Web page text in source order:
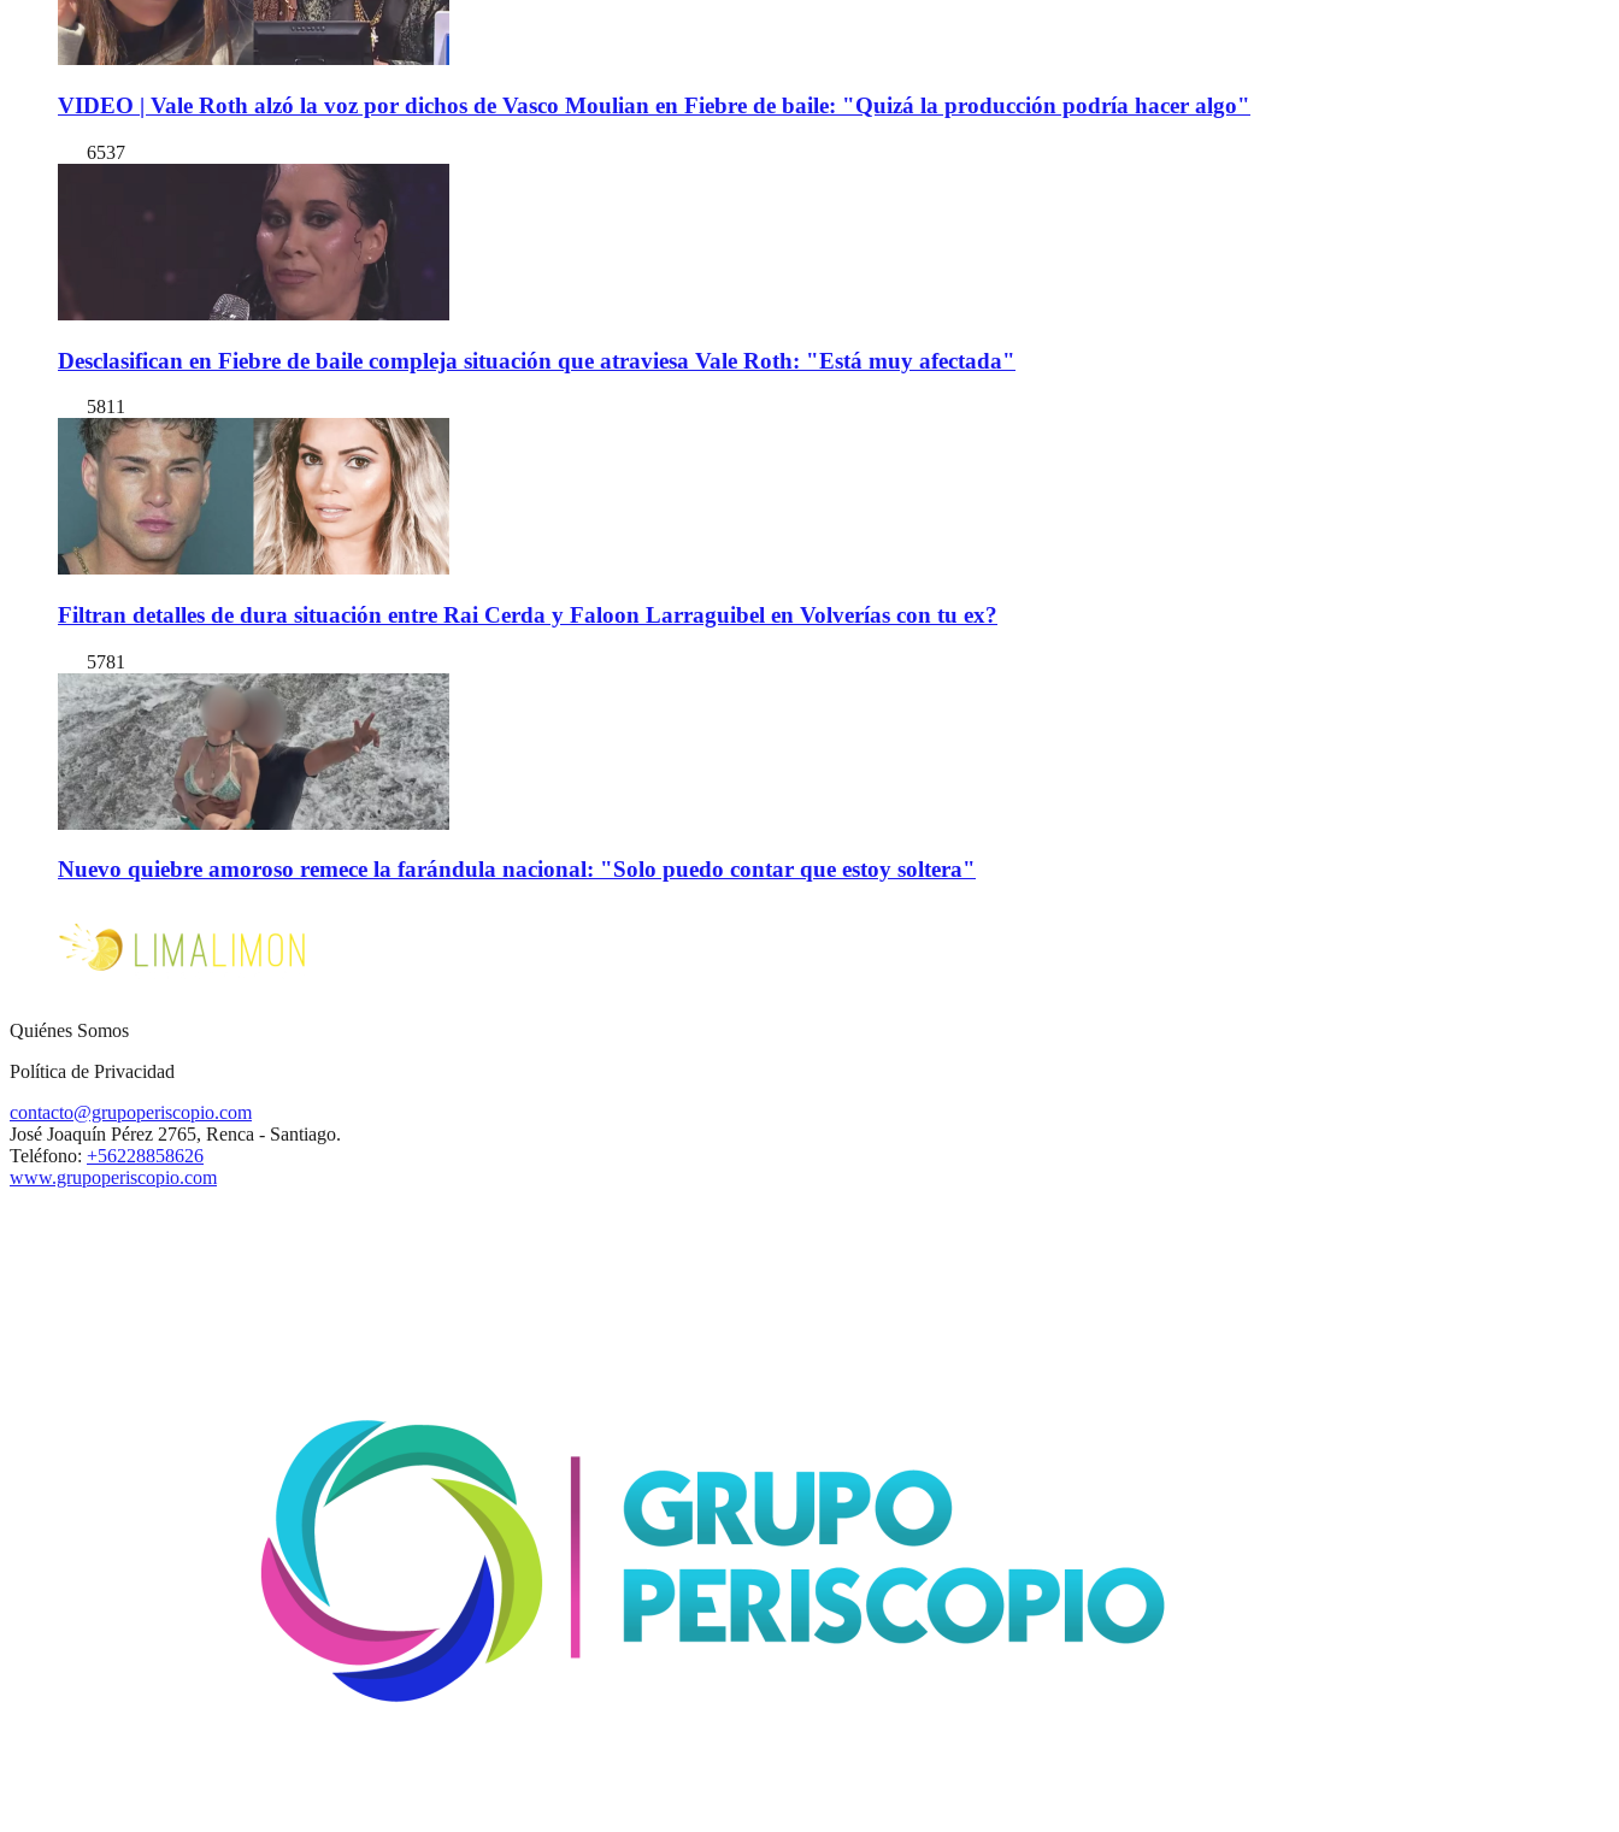
VIDEO | Vale Roth alzó la voz por dichos de Vasco Moulian en Fiebre de baile: "Quizá la producción podría hacer algo"
6537
Desclasifican en Fiebre de baile compleja situación que atraviesa Vale Roth: "Está muy afectada"
5811
Filtran detalles de dura situación entre Rai Cerda y Faloon Larraguibel en Volverías con tu ex?
5781
Nuevo quiebre amoroso remece la farándula nacional: "Solo puedo contar que estoy soltera"
Quiénes Somos
Política de Privacidad
contacto@grupoperiscopio.com
José Joaquín Pérez 2765, Renca - Santiago.
Teléfono: +56228858626
www.grupoperiscopio.com